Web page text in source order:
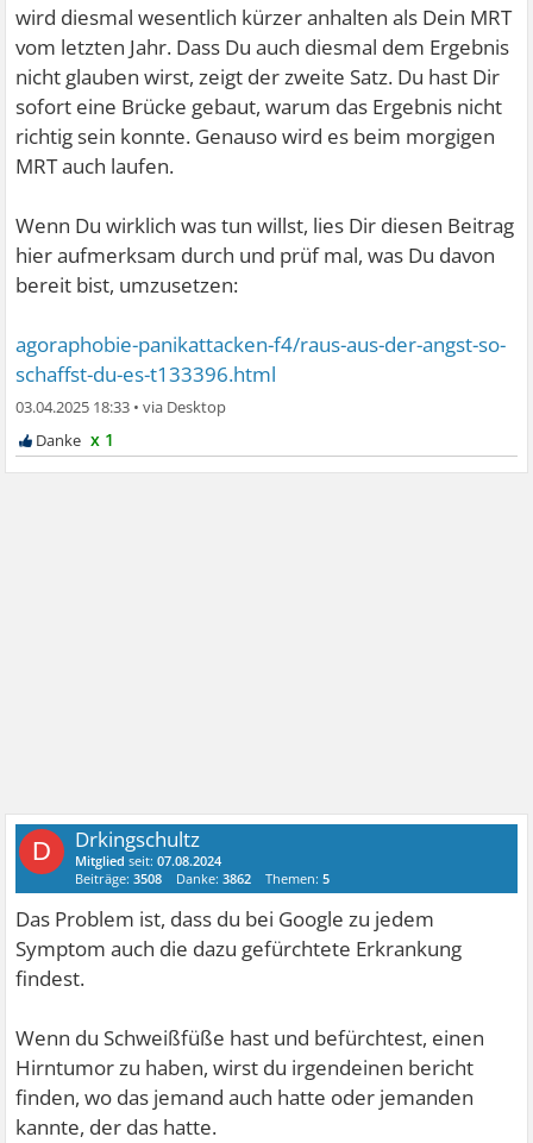
wird diesmal wesentlich kürzer anhalten als Dein MRT
vom letzten Jahr. Dass Du auch diesmal dem Ergebnis
nicht glauben wirst, zeigt der zweite Satz. Du hast Dir
sofort eine Brücke gebaut, warum das Ergebnis nicht
richtig sein konnte. Genauso wird es beim morgigen
MRT auch laufen.
Wenn Du wirklich was tun willst, lies Dir diesen Beitrag
hier aufmerksam durch und prüf mal, was Du davon
bereit bist, umzusetzen:
agoraphobie-panikattacken-f4/raus-aus-der-angst-so-
schaffst-du-es-t133396.html
03.04.2025 18:33 •
x 1
D Drkingschultz
Mitglied seit:07.08.2024
Beiträge:3508 Danke:3862 Themen:5
Das Problem ist, dass du bei Google zu jedem
Symptom auch die dazu gefürchtete Erkrankung
findest.
Wenn du Schweißfüße hast und befürchtest, einen
Hirntumor zu haben, wirst du irgendeinen bericht
finden, wo das jemand auch hatte oder jemanden
kannte, der das hatte.